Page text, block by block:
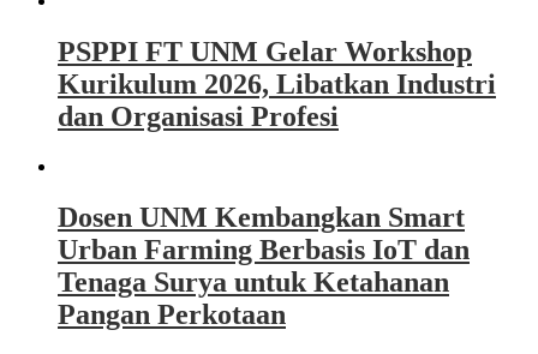
PSPPI FT UNM Gelar Workshop
Kurikulum 2026, Libatkan Industri
dan Organisasi Profesi
Dosen UNM Kembangkan Smart
Urban Farming Berbasis IoT dan
Tenaga Surya untuk Ketahanan
Pangan Perkotaan